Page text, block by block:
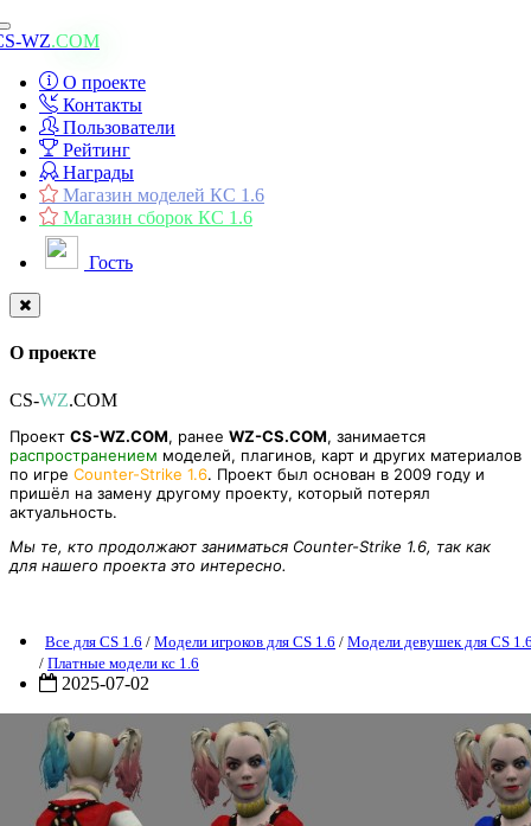
Toggle
navigation
WZ.COM
О проекте
Контакты
Пользователи
Рейтинг
Награды
Магазин моделей КС 1.6
Магазин сборок КС 1.6
Гость
О проекте
CS-WZ.COM
Проект CS-WZ.COM, ранее WZ-CS.COM, занимается
распространением моделей, плагинов, карт и других материалов
по игре Counter-Strike 1.6. Проект был основан в 2009 году и
пришёл на замену другому проекту, который потерял
актуальность.
Мы те, кто продолжают заниматься Counter-Strike 1.6, так как
для нашего проекта это интересно.
Все для CS 1.6 / Модели игроков для CS 1.6 / Модели девушек для CS
/ Платные модели кс 1.6
2025-07-02